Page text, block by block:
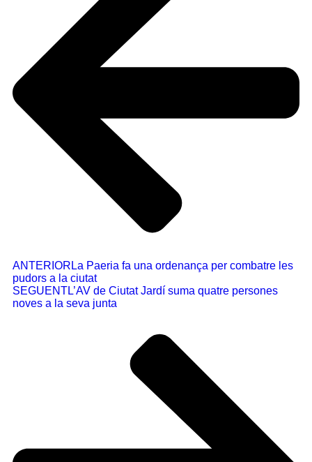
ANTERIORLa Paeria fa una ordenança per combatre les
pudors a la ciutat
SEGUENTL’AV de Ciutat Jardí suma quatre persones
noves a la seva junta